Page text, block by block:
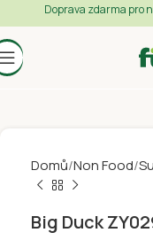
Domů Non Food
Big Duck
Doprava zdarma pro